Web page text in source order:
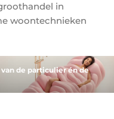
in
woontechnieken
de particulier én de